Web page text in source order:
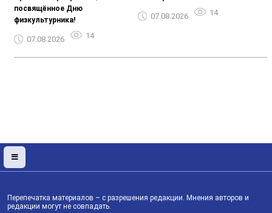
посвящённое Дню
физкультурника!
07.08.2026 14
07.08.2026 14
Перепечатка материалов – с разрешения редакции. Мнения авторов и
редакции могут не совпадать.